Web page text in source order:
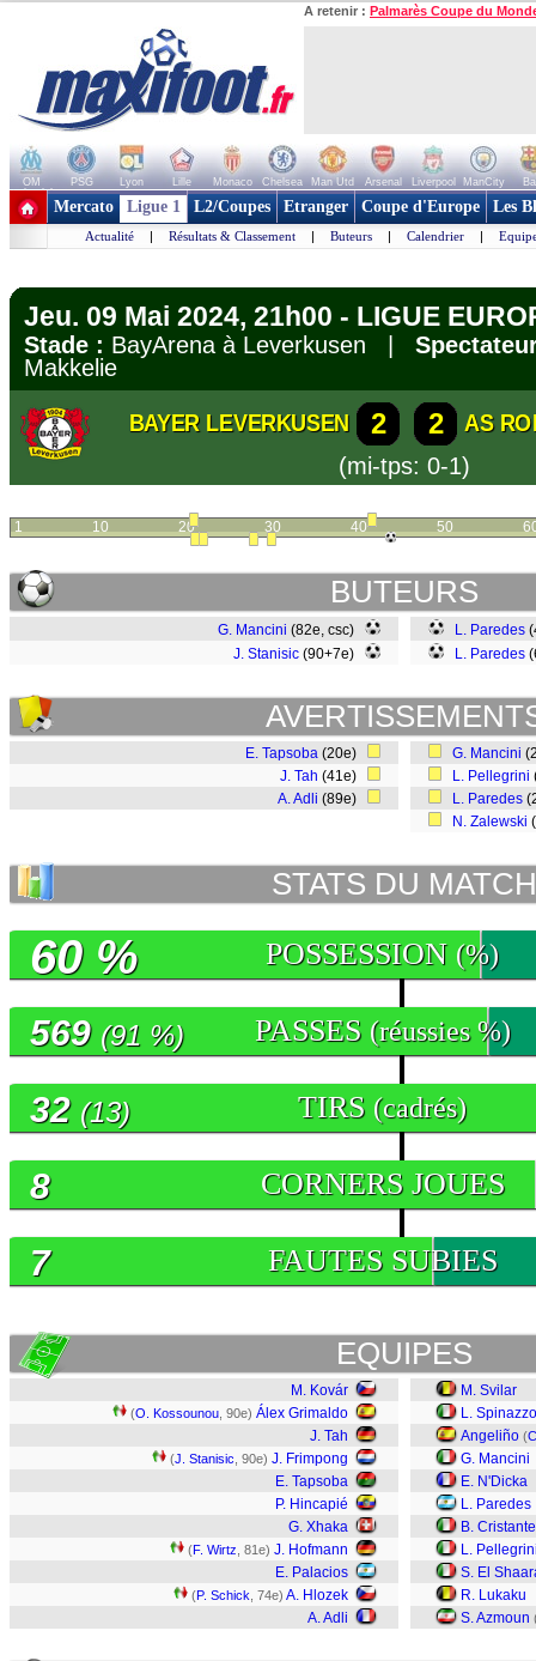
A retenir : Palmarès Coupe du
OM PSG Lyon Lille Monaco Chelsea Man Utd Arsenal Liverpool ManCity
+ de clubs
Mercato Ligue 1 L2/Coupes Etranger Coupe d'Europe Les
Actualité | Résultats & Classement | Buteurs | Calendrier |
Jeu. 09 Mai 2024, 21h00 - LIGUE
Stade : BayArena à Leverkusen |
Makkelie
BAYER LEVERKUSEN 2 2
AS
(mi-tps: 0-1)
1 10 20 30 40 50
BUTEURS
G. Mancini (82e, csc)
J. Stanisic (90+7e)
L. Paredes
L. Paredes
E. Tapsoba (20e)
J. Tah (41e)
A. Adli (89e)
G. Mancini
L. Pellegrini
L. Paredes
N. Zalewski
STATS DU MATCH
POSSESSION (%)
60 %
PASSES (réussies %)
569 (91 %)
TIRS (cadrés)
32 (13)
CORNERS JOUES
8
FAUTES SUBIES
7
EQUIPES
M. Kovár
(O. Kossounou , 90e) Álex Grimaldo
J. Tah
(J. Stanisic , 90e) J. Frimpong
E. Tapsoba
P. Hincapié
G. Xhaka
(F. Wirtz , 81e) J. Hofmann
E. Palacios
(P. Schick , 74e) A. Hlozek
A. Adli
M. Svilar
L.
Angeliño (
G. Mancini
E. N'Dicka
L. Paredes
B. Cristante
L.
S. El
R. Lukaku
S. Azmoun